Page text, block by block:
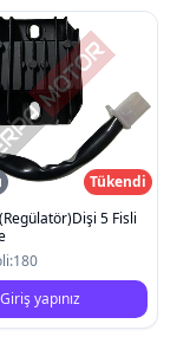
Tükendi
5 Fisli
180
Giriş yapınız